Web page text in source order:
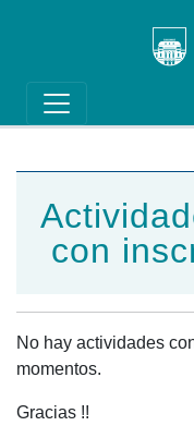
Main
con
No hay actividades
momentos.
Gracias !!